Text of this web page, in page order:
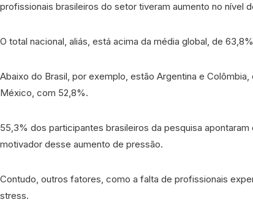
profissionais brasileiros do setor tiveram aumento no nível
O total nacional, aliás, está acima da média global, de
Abaixo do Brasil, por exemplo, estão Argentina e
México, com 52,8%.
55,3% dos participantes brasileiros da pesquisa
motivador desse aumento de pressão.
Contudo, outros fatores, como a falta de profissionais
stress.